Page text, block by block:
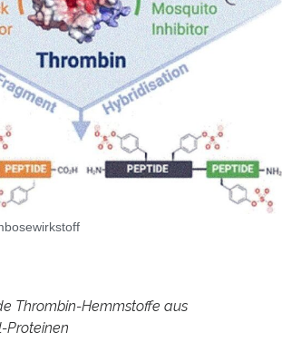
Thrombin-Hemmstoffe aus
Proteinen